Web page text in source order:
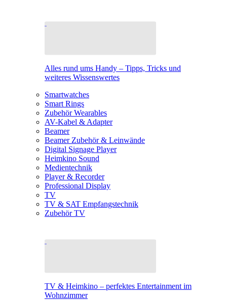
Alles rund ums Handy – Tipps, Tricks und
weiteres Wissenswertes
Smartwatches
Smart Rings
Zubehör Wearables
AV-Kabel & Adapter
Beamer
Beamer Zubehör & Leinwände
Digital Signage Player
Heimkino Sound
Medientechnik
Player & Recorder
Professional Display
TV
TV & SAT Empfangstechnik
Zubehör TV
TV & Heimkino – perfektes Entertainment im
Wohnzimmer